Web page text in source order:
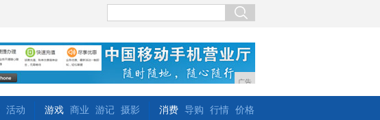
广告
活动
游戏 商业 游记 摄影
消费 导购 行情 价格